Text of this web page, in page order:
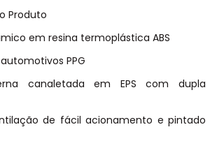
Produto
em resina termoplástica ABS
PPG
canaletada em EPS com dupla
de fácil acionamento e pintado